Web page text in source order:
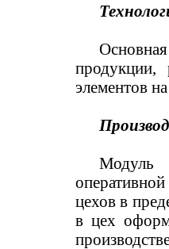
продукции,
элементов
Модуль
цехов в
в цех